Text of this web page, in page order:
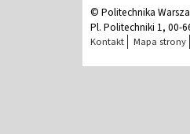
© Politechnika
Pl. Politechniki 1, 00-
Kontakt Mapa strony